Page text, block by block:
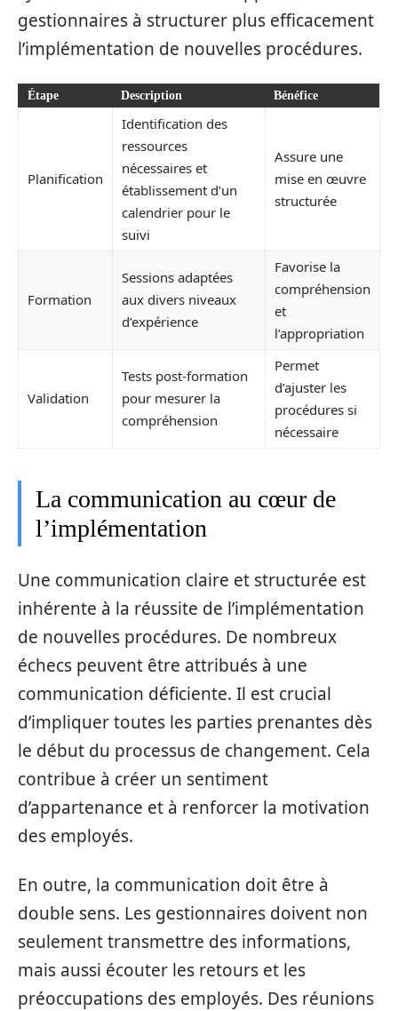
gestionnaires à structurer plus efficacement
l’implémentation de nouvelles procédures.
Étape Description Bénéfice
Planification
Identification des
ressources
nécessaires et
établissement d’un
calendrier pour le
suivi
Assure une
mise en œuvre
structurée
Formation
Sessions adaptées
aux divers niveaux
d’expérience
Favorise la
compréhension
et
l’appropriation
Validation
Tests post-formation
pour mesurer la
compréhension
Permet
d’ajuster les
procédures si
nécessaire
La communication au cœur de
l’implémentation
Une communication claire et structurée est
inhérente à la réussite de l’implémentation
de nouvelles procédures. De nombreux
échecs peuvent être attribués à une
communication déficiente. Il est crucial
d’impliquer toutes les parties prenantes dès
le début du processus de changement. Cela
contribue à créer un sentiment
d’appartenance et à renforcer la motivation
des employés.
En outre, la communication doit être à
double sens. Les gestionnaires doivent non
seulement transmettre des informations,
mais aussi écouter les retours et les
préoccupations des employés. Des réunions